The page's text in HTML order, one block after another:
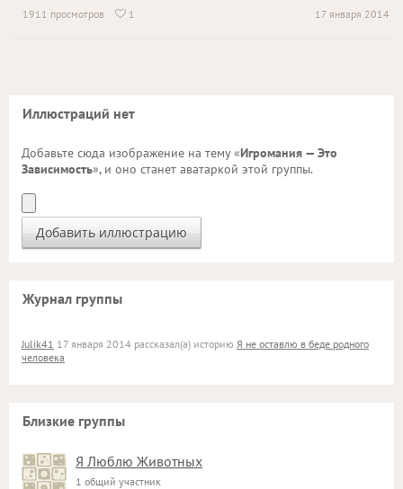
17 января 2014
1911 просмотров  1
Иллюстраций нет
Добавьте сюда изображение на тему «Игромания — Это
Зависимость», и оно станет аватаркой этой группы.
Журнал группы
Julik41 17 января 2014 рассказал(а) историю Я не оставлю в беде родного
человека
Близкие группы
Я Люблю Животных
1 общий участник